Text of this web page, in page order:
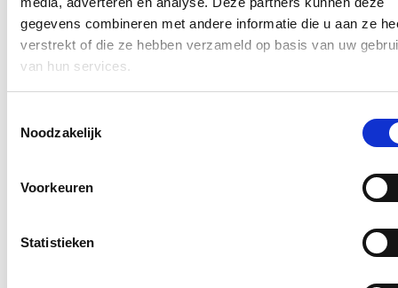
gegevens combineren met andere informatie die u aan ze
verstrekt of die ze hebben verzameld op basis van uw
van hun services.
Noodzakelijk
Voorkeuren
Statistieken
voor de buurtbewoners en dergelijke meer.
Blijf op de hoogte
E-mailadres